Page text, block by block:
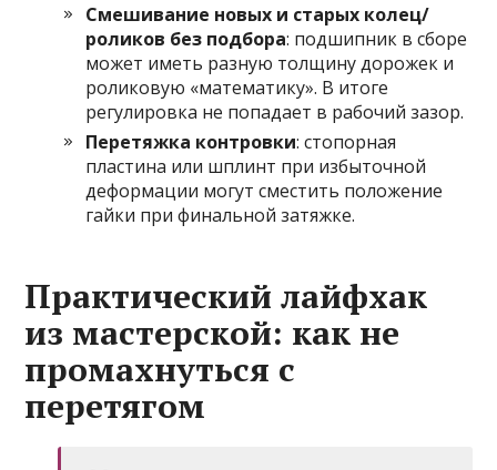
Смешивание новых и старых колец/
роликов без подбора: подшипник в сборе
может иметь разную толщину дорожек и
роликовую «математику». В итоге
регулировка не попадает в рабочий зазор.
Перетяжка контровки: стопорная
пластина или шплинт при избыточной
деформации могут сместить положение
гайки при финальной затяжке.
Практический лайфхак
из мастерской: как не
промахнуться с
перетягом